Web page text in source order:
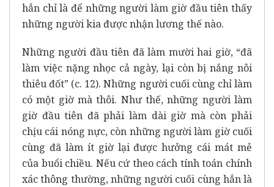
hẳn chỉ là để những người làm giờ đầu tiên thấy
những người kia được nhận lương thế nào.
Những người đầu tiên đã làm mười hai giờ, “đã
làm việc nặng nhọc cả ngày, lại còn bị nắng nôi
thiêu đốt” (c. 12). Những người cuối cùng chỉ làm
có một giờ mà thôi. Như thế, những người làm
giờ đầu tiên đã phải làm dài giờ mà còn phải
chịu cái nóng nực, còn những người làm giờ cuối
cùng đã làm ít giờ lại được hưởng cái mát mẻ
của buổi chiều. Nếu cứ theo cách tính toán chính
xác thông thường, những người cuối cùng hẳn là